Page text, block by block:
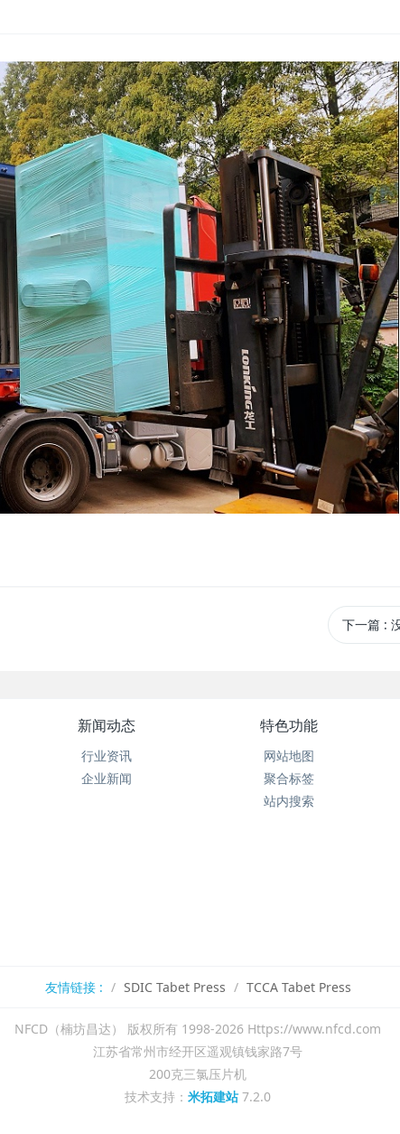
下一篇 :
新闻动态
行业资讯
企业新闻
特色功能
网站地图
聚合标签
站内搜索
友情链接 : SDIC Tabet Press TCCA Tabet Press
NFCD（楠坊昌达） 版权所有 1998-2026 Https://www.nfcd.com
江苏省常州市经开区遥观镇钱家路7号
200克三氯压片机
技术支持： 米拓建站 7.2.0